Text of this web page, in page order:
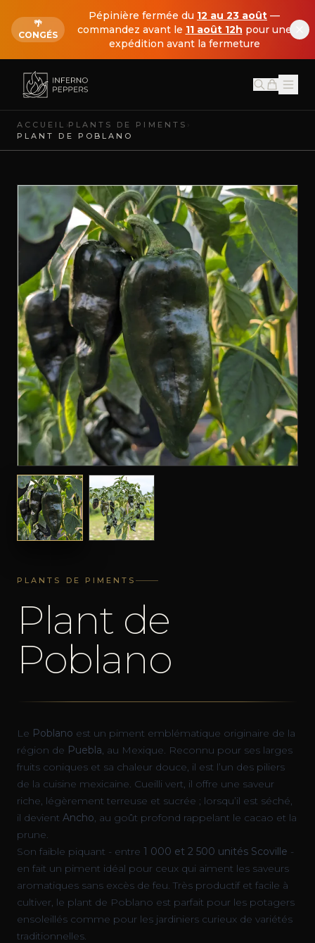
🌴
CONGÉS
Pépinière fermée du 12 au 23 août —
commandez avant le 11 août 12h pour une
expédition avant la fermeture
ACCUEIL PLANTS DE PIMENTS
PLANT DE POBLANO
PLANTS DE PIMENTS
Plant de
Poblano
Le Poblano est un piment emblématique originaire de la
région de Puebla, au Mexique. Reconnu pour ses larges
fruits coniques et sa chaleur douce, il est l’un des piliers
de la cuisine mexicaine. Cueilli vert, il offre une saveur
riche, légèrement terreuse et sucrée ; lorsqu’il est séché,
il devient Ancho, au goût profond rappelant le cacao et la
prune.
Son faible piquant - entre 1 000 et 2 500 unités Scoville -
en fait un piment idéal pour ceux qui aiment les saveurs
aromatiques sans excès de feu. Très productif et facile à
cultiver, le plant de Poblano est parfait pour les potagers
ensoleillés comme pour les jardiniers curieux de variétés
traditionnelles.